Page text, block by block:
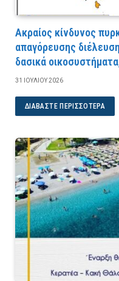
Ακραίος κίνδυνος
απαγόρευσης
δασικά
31 ΙΟΥΛΊΟΥ 2026
ΔΙΑΒΆΣΤΕ ΠΕΡΙΣΣΌΤΕΡΑ